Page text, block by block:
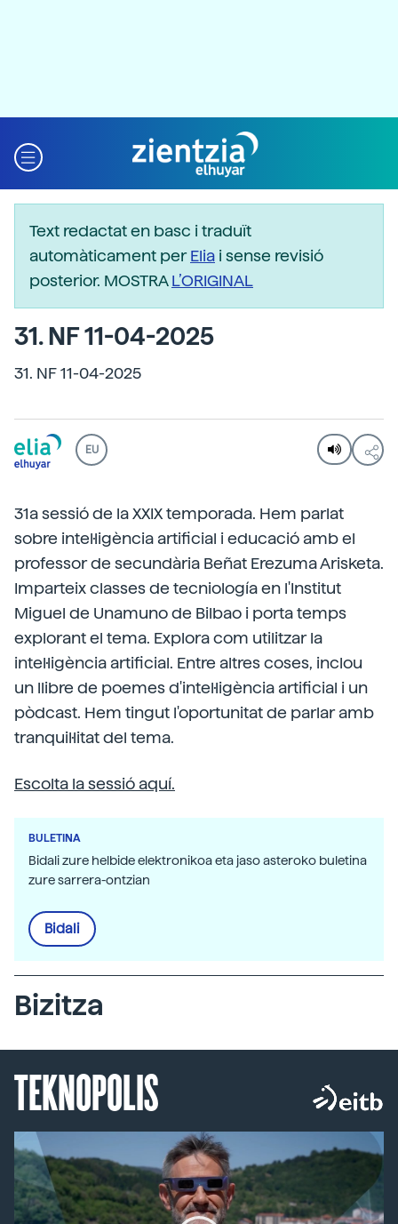
Text redactat en basc i traduït
automàticament perElia i sense revisió
posterior. MOSTRAL’ORIGINAL
31. NF 11-04-2025
31. NF 11-04-2025
EU
31a sessió de la XXIX temporada. Hem parlat
sobre intel·ligència artificial i educació amb el
professor de secundària Beñat Erezuma Arisketa.
Imparteix classes de tecniología en l'Institut
Miguel de Unamuno de Bilbao i porta temps
explorant el tema. Explora com utilitzar la
intel·ligència artificial. Entre altres coses, inclou
un llibre de poemes d'intel·ligència artificial i un
pòdcast. Hem tingut l'oportunitat de parlar amb
tranquil·litat del tema.
Escolta la sessió aquí.
BULETINA
Bidali zure helbide elektronikoa eta jaso asteroko buletina
zure sarrera-ontzian
Bidali
Bizitza
TEKNOPOLIS